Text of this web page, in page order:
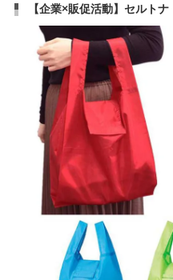
【企業×販促活動】セルト